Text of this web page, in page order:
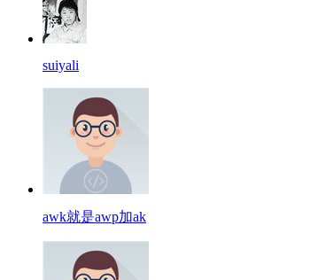
suiyali
awk就是awp加ak